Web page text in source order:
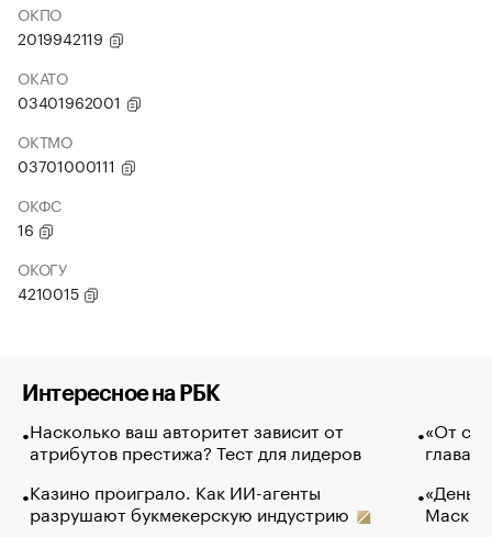
ОКПО
2019942119
ОКАТО
03401962001
ОКТМО
03701000111
ОКФС
16
ОКОГУ
4210015
Интересное на РБК
Насколько ваш авторитет зависит от
атрибутов престижа? Тест для лидеров
Казино проиграло. Как ИИ-агенты
разрушают букмекерскую индустрию
«От
глава
Маск в